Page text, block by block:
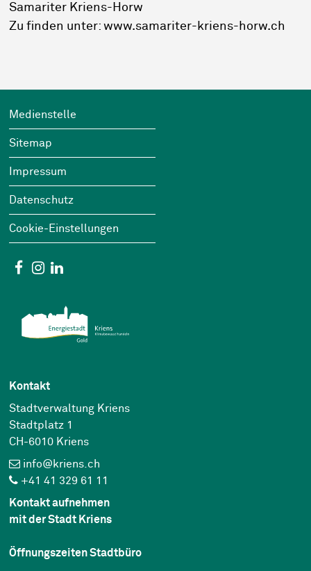
Samariter Kriens-Horw
Zu finden unter: www.samariter-kriens-horw.ch
Footer
Wichtige Links
Medienstelle
Sitemap
Impressum
Datenschutz
Cookie-Einstellungen
Social Media
Facebook
Instagram
Kontakt
Stadtverwaltung Kriens
Stadtplatz 1
CH-6010 Kriens
info@kriens.ch
+41 41 329 61 11
Kontakt aufnehmen
mit der Stadt Kriens
Öffnungszeiten Stadtbüro